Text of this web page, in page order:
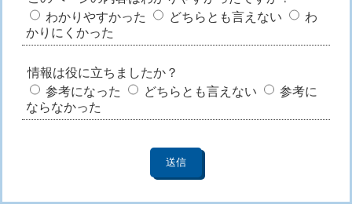
わかりやすかった
どちらとも言えない
わ
かりにくかった
情報は役に立ちましたか？
参考になった
どちらとも言えない
参考に
ならなかった